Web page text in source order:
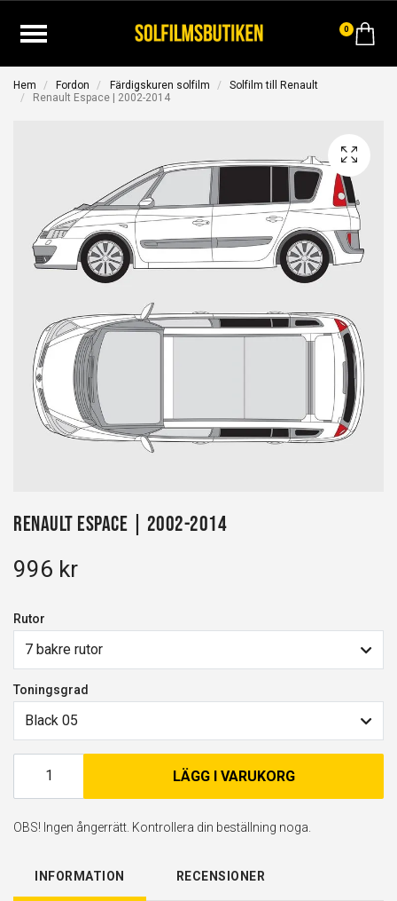
0
Hem Fordon Färdigskuren solfilm
Solfilm till Renault
Renault Espace | 2002-2014
Renault Espace | 2002-2014
996 kr
Rutor
7 bakre rutor
Toningsgrad
Black 05
LÄGG I VARUKORG
OBS! Ingen ångerrätt. Kontrollera din beställning noga.
INFORMATION RECENSIONER